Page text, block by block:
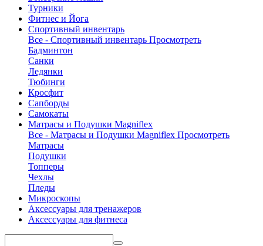
Турники
Фитнес и Йога
Спортивный инвентарь
Все - Спортивный инвентарь Просмотреть
Бадминтон
Санки
Ледянки
Тюбинги
Кросфит
Сапборды
Самокаты
Матрасы и Подушки Magniflex
Все - Матрасы и Подушки Magniflex Просмотреть
Матрасы
Подушки
Топперы
Чехлы
Пледы
Микроскопы
Аксессуары для тренажеров
Аксессуары для фитнеса